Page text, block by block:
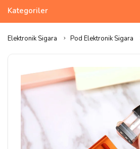
Kategoriler
Elektronik Sigara Pod Elektronik Sigara